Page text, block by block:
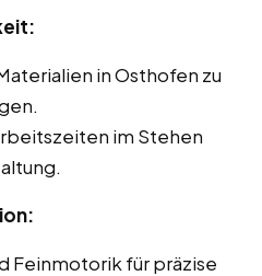
in Osthofen zu
im Stehen
Feinmotorik für präzise